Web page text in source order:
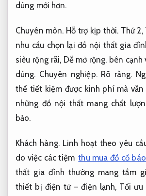
dùng mới hơn.
Chuyên môn. Hỗ trợ kịp thời. Thứ 2,
nhu cầu chọn lại đồ nội thất gia
siêu rộng rãi, Dễ mở rộng. bên cạnh
dùng. Chuyên nghiệp. Rõ ràng.
thể tiết kiệm được kinh phí mà
những đồ nội thất mang chất
bảo.
Khách hàng. Linh hoạt theo yêu
do việc các tiệm thu mua đồ cổ
thất gia đình thường mang tầm
thiết bị điện tử – điện lạnh, Tối ưu